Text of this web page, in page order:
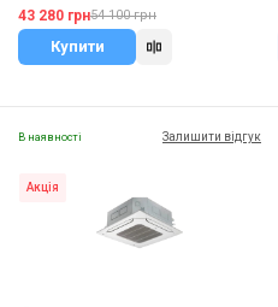
43 280 грн54 100 грн
Купити
В наявності Залишити відгук
Акція